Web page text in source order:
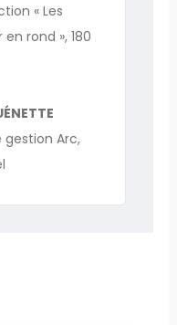
« Les
rond », 180
gestion Arc,